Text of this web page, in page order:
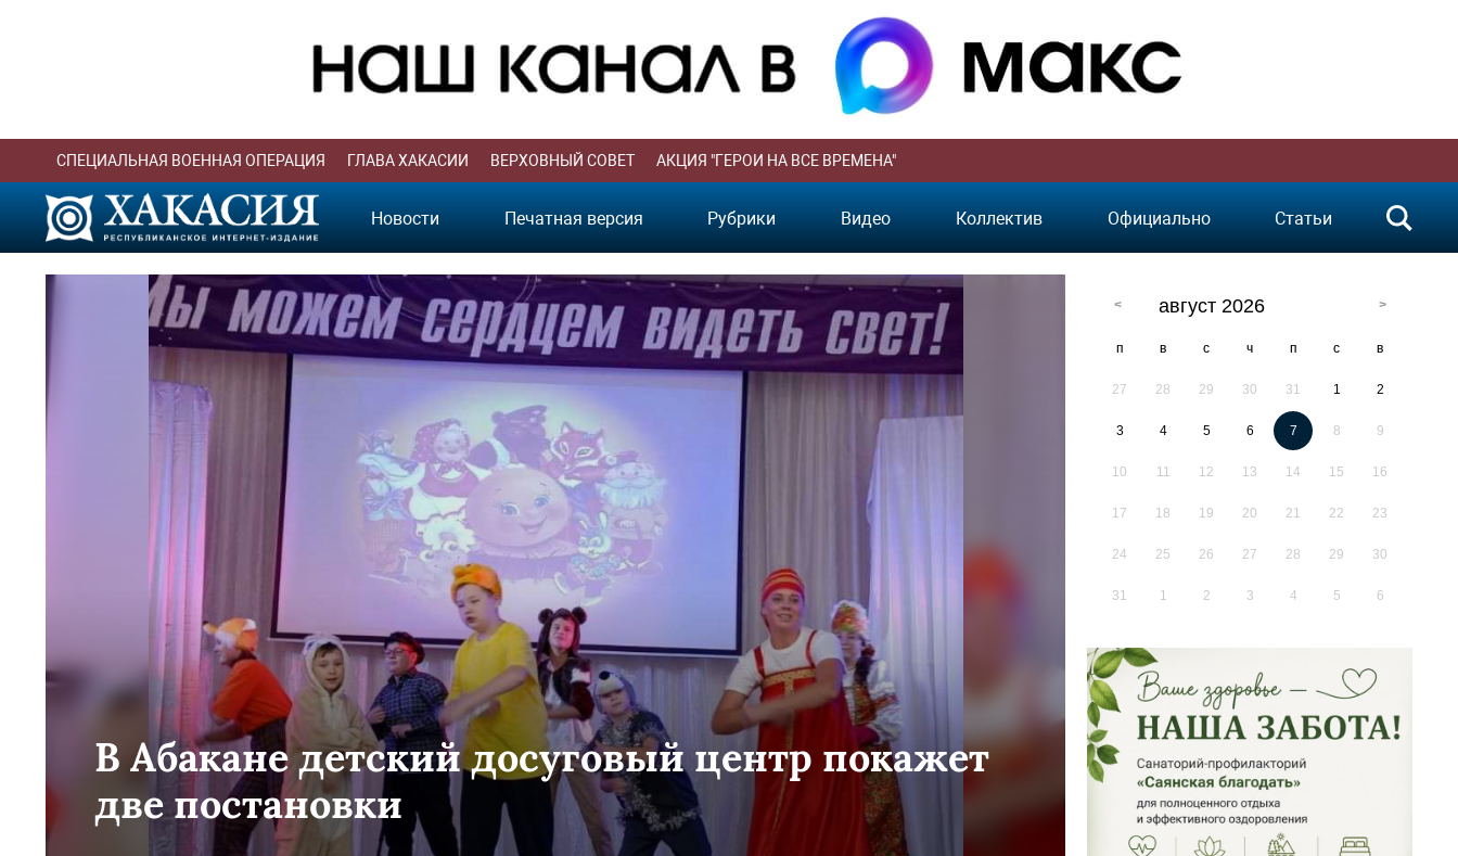
СПЕЦИАЛЬНАЯ ВОЕННАЯ ОПЕРАЦИЯ ГЛАВА ХАКАСИИ ВЕРХОВНЫЙ СОВЕТ АКЦИЯ "ГЕРОИ НА ВСЕ ВРЕМЕНА"
Новости Печатная версия Рубрики Видео Коллектив Официально Статьи
В Абакане детский досуговый центр покажет
две постановки
август 2026
п в с ч п с в
27 28 29 30 31 1 2
3 4 5 6 7 8 9
10 11 12 13 14 15 16
17 18 19 20 21 22 23
24 25 26 27 28 29 30
31 1 2 3 4 5 6